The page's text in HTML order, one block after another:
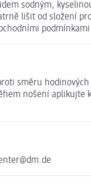
sodným,
lišit od složení
podmínkami.
směru
nošení